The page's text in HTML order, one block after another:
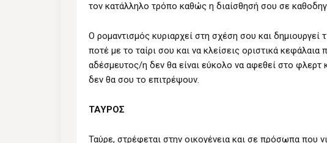
τον κατάλληλο τρόπο καθώς η διαίσθησή σου σε
Ο ρομαντισμός κυριαρχεί στη σχέση σου και δημιουργεί
ποτέ με το ταίρι σου και να κλείσεις οριστικά
αδέσμευτος/η δεν θα είναι εύκολο να αφεθεί στο
δεν θα σου το επιτρέψουν.
ΤΑΥΡΟΣ
Ταύρε, στρέφεται στην οικογένεια και σε πρόσωπα που